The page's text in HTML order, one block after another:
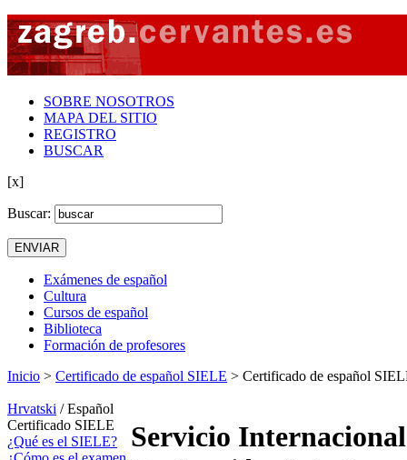
SOBRE NOSOTROS
MAPA DEL SITIO
REGISTRO
BUSCAR
[x]
Buscar:
Exámenes de español
Cultura
Cursos de español
Biblioteca
Formación de profesores
Inicio > Certificado de español SIELE > Certificado de español
Hrvatski / Español
Certificado SIELE
¿Qué es el SIELE?
Servicio